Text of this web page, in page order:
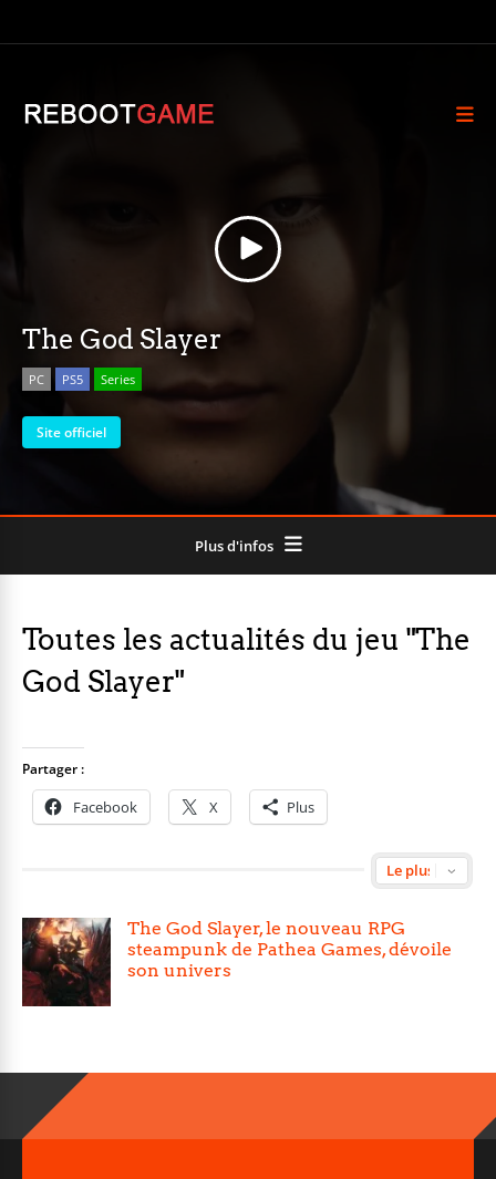
The God Slayer
PC PS5 Series
Site officiel
Plus d'infos
Toutes les actualités du jeu "The
God Slayer"
Partager :
Facebook X Plus
The God Slayer, le nouveau RPG
steampunk de Pathea Games, dévoile
son univers